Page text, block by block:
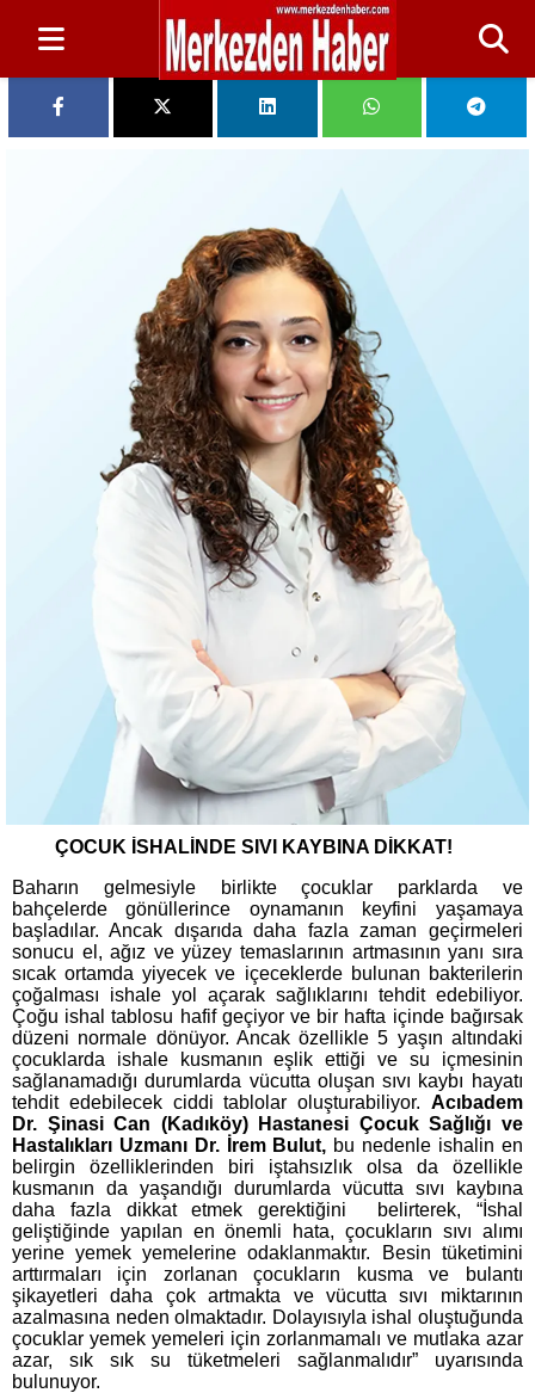
ÇOCUK İSHALİNDE SIVI KAYBINA DİKKAT!
Baharın gelmesiyle birlikte çocuklar parklarda ve
bahçelerde gönüllerince oynamanın keyfini yaşamaya
başladılar. Ancak dışarıda daha fazla zaman geçirmeleri
sonucu el, ağız ve yüzey temaslarının artmasının yanı sıra
sıcak ortamda yiyecek ve içeceklerde bulunan bakterilerin
çoğalması ishale yol açarak sağlıklarını tehdit edebiliyor.
Çoğu ishal tablosu hafif geçiyor ve bir hafta içinde bağırsak
düzeni normale dönüyor. Ancak özellikle 5 yaşın altındaki
çocuklarda ishale kusmanın eşlik ettiği ve su içmesinin
sağlanamadığı durumlarda vücutta oluşan sıvı kaybı hayatı
tehdit edebilecek ciddi tablolar oluşturabiliyor. Acıbadem
Dr. Şinasi Can (Kadıköy) Hastanesi Çocuk Sağlığı ve
Hastalıkları Uzmanı Dr. İrem Bulut, bu nedenle ishalin en
belirgin özelliklerinden biri iştahsızlık olsa da özellikle
kusmanın da yaşandığı durumlarda vücutta sıvı kaybına
daha fazla dikkat etmek gerektiğini belirterek, “İshal
geliştiğinde yapılan en önemli hata, çocukların sıvı alımı
yerine yemek yemelerine odaklanmaktır. Besin tüketimini
arttırmaları için zorlanan çocukların kusma ve bulantı
şikayetleri daha çok artmakta ve vücutta
sıvı miktarının
azalmasına neden olmaktadır. Dolayısıyla ishal oluştuğunda
çocuklar yemek yemeleri için zorlanmamalı ve mutlaka azar
azar, sık sık su tüketmeleri sağlanmalıdır” uyarısında
bulunuyor.